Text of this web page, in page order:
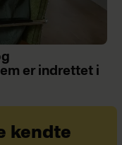
er indrettet i
kendte